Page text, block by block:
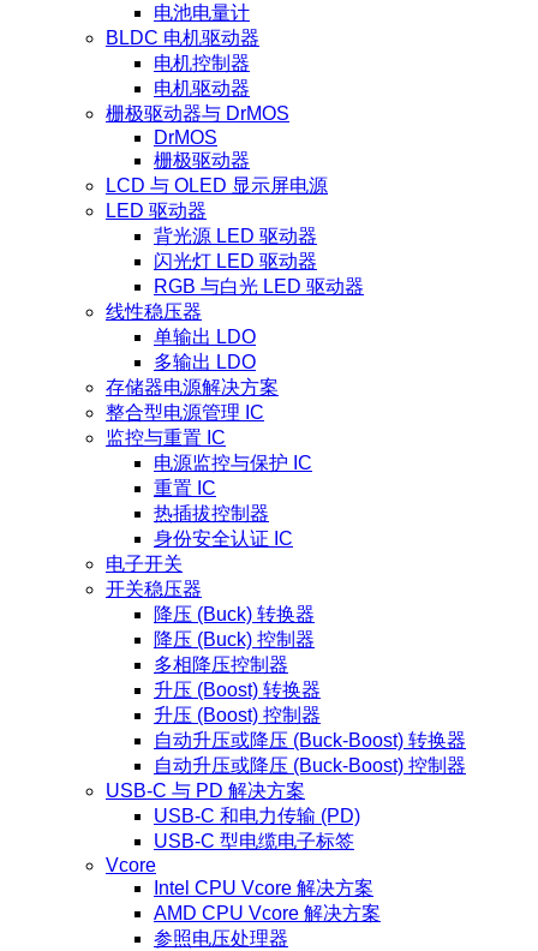
电池电量计
BLDC 电机驱动器
电机控制器
电机驱动器
栅极驱动器与 DrMOS
DrMOS
栅极驱动器
LCD 与 OLED 显示屏电源
LED 驱动器
背光源 LED 驱动器
闪光灯 LED 驱动器
RGB 与白光 LED 驱动器
线性稳压器
单输出 LDO
多输出 LDO
存储器电源解决方案
整合型电源管理 IC
监控与重置 IC
电源监控与保护 IC
重置 IC
热插拔控制器
身份安全认证 IC
电子开关
开关稳压器
降压 (Buck) 转换器
降压 (Buck) 控制器
多相降压控制器
升压 (Boost) 转换器
升压 (Boost) 控制器
自动升压或降压 (Buck-Boost) 转换器
自动升压或降压 (Buck-Boost) 控制器
USB-C 与 PD 解决方案
USB-C 和电力传输 (PD)
USB-C 型电缆电子标签
Vcore
Intel CPU Vcore 解决方案
AMD CPU Vcore 解决方案
参照电压处理器